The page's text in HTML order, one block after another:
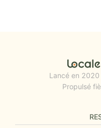
Lancé en 2020
Propulsé